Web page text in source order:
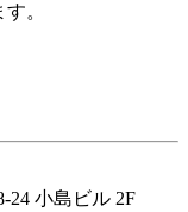
。
24 小島ビル 2F